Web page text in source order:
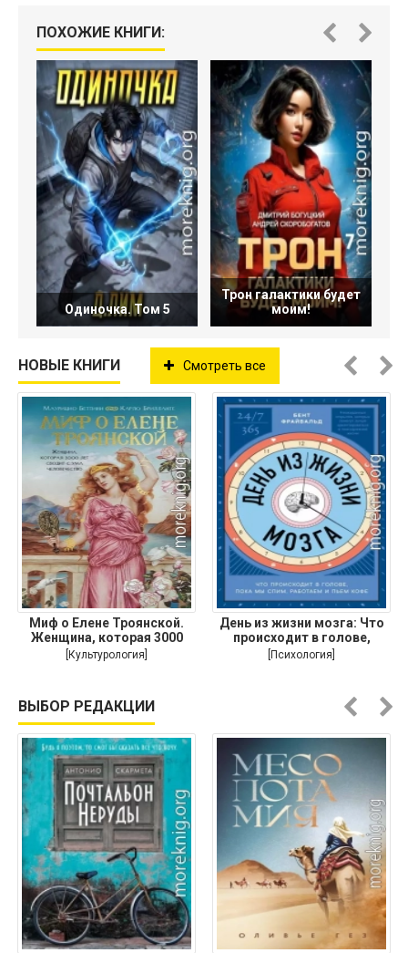
ПОХОЖИЕ КНИГИ:
Одиночка. Том 5
Трон галактики будет
моим!
НОВЫЕ КНИГИ Смотреть все
Миф о Елене Троянской.
Женщина, которая 3000
лет
[Культурология]
День из жизни мозга: Что
происходит в голове,
[Психология]
ВЫБОР РЕДАКЦИИ